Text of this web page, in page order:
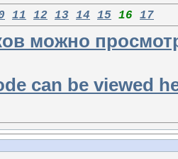
11 12 13 14 15 16 17
можно
can be viewed